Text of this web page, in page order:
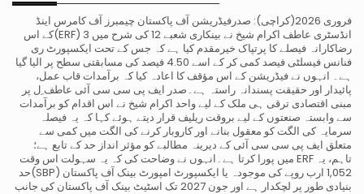
فروری 2026(کراچی): صدرفیڈریشن آف پاکستان چیمبرز آف کامرس اینڈ
انڈسٹری عاطف اکرام شیخ نے بینکاری شعبے 12 کی شرح میں 3 (ERF)کے اس
رضاکارانہ فیصلے کا پرتپاک خیرمقدم کیا ہے کہ جس کے تحت ایکسپورٹ ری
فنانس فیسلٹی فیصد کمی کر کے اسے 4.50 فیصد کی مسابقتی سطح پر الیا گیا
ہے۔ انہوں نے فیڈریشن کے اس مؤقف کا اعادہ کیا کہ برآمدات قاب عمل،
پائیدار اور حقیقت پسندانہ راستہ ہے۔صدر ایف پی سی سی آئی عاطف ِل پر
مبنی اقتصادی ترقی ہی ملک کے لیے واحد اکرام شیخ نے اس اقدام کو برآمدات
سے وابستہ صنعتوں کے لیے بروقت ریلیف قرار دیتے ہوئے کہا کہ یہ فیصلہ
سرمایہ کی الگت کو معقول بنانے اور کاروبار کرنے کی الگت میں کمی سے
متعلق ایف پی سی سی آئی کے دیرینہ مطالبے کو مؤثر انداز حد کے تابع ہے؛
تاہم، یہ ERF میں پورا کرتا ہے۔انہوں نے وضاحت کی کہ یہ سہولت اس وقت
1,052 ارب روپے کی موجودہ یا ایکسپورٹ امپورٹ بینک آف پاکستان (SBP)حد
بنیادی طور پر لچکدار ہے اور جون 2027 تک اسٹیٹ بینک آف پاکستان کی جانب